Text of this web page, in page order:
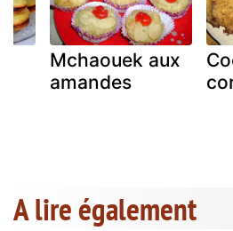
Mchaouek aux
amandes
A lire également